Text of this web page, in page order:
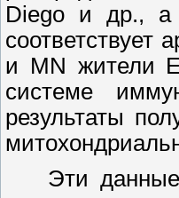
Diego и др., а
соответствует
и MN жители
системе
результаты
Эти